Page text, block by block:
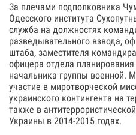
За плечами подполковника
Одесского института
служба на должностях
разведывательного взвода,
штаба, заместителя
офицера отдела
начальника группы военной.
участие в миротворческой
украинского контингента на
также в
Украины в 2014-2015 годах.